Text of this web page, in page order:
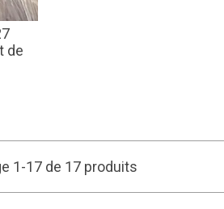
de
1-17 de 17 produits